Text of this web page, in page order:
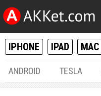
IPHONE IPAD MAC
ANDROID TESLA